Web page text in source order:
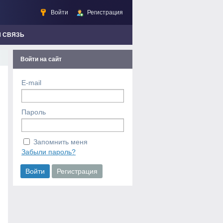
Войти Регистрация
СВЯЗЬ
Войти на сайт
E-mail
Пароль
Запомнить меня
Забыли пароль?